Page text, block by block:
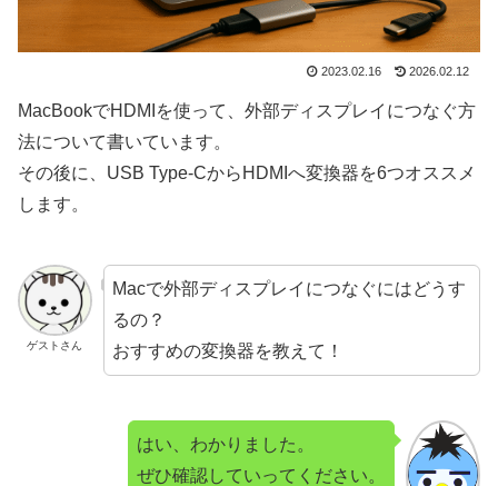
2023.02.16 2026.02.12
MacBookでHDMIを使って、外部ディスプレイにつなぐ方
法について書いています。
その後に、USB Type-CからHDMIへ変換器を6つオススメ
します。
ゲストさん
Macで外部ディスプレイにつなぐにはどうす
るの？
おすすめの変換器を教えて！
はい、わかりました。
ぜひ確認していってください。